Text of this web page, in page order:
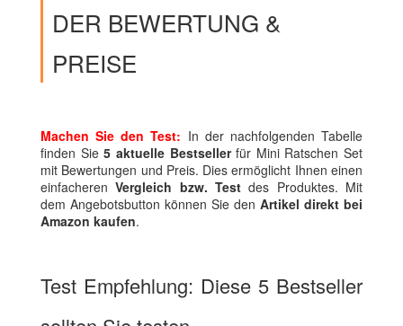
DER BEWERTUNG &
PREISE
Machen Sie den Test: In der nachfolgenden Tabelle
finden Sie5 aktuelle Bestsellerfür Mini Ratschen Set
mit Bewertungen und Preis. Dies ermöglicht Ihnen einen
einfacherenVergleich bzw. Test des Produktes. Mit
dem Angebotsbutton können Sie den Artikel direkt bei
Amazon kaufen.
Test Empfehlung: Diese 5 Bestseller